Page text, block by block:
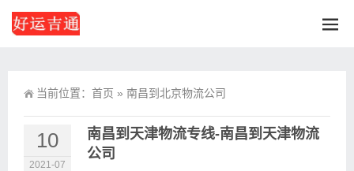
当前位置： 首页 » 南昌到北京物流公司
10
2021-07
南昌到天津物流专线-南昌到天津物流
公司